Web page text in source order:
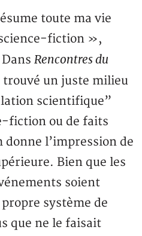
toute ma vie
fiction »,
Rencontres du
trouvé un juste milieu
scientifique”
fiction ou de faits
l’impression de
Bien que les
soient
système de
que ne le faisait